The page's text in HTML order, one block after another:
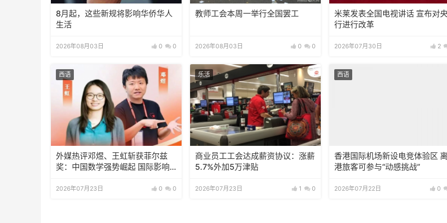
8月起，这些新规将影响华侨华人
生活
2026年08月03日 0 0
教师工会本周一举行全国罢工
2026年08月03日 0 0
米莱发表全国电视讲话 宣布对
行进行改革
2026年07月30日 2
西语
外媒热评邓煜、王虹斩获菲尔兹
奖：中国数学强势崛起 国际影响
2026年07月23日 0 0
乐活
商业员工工会达成薪资协议：涨薪
5.7%外加5万津贴
2026年07月23日 1 0
西语
香港国际机场新设电竞体验区 离
港旅客可参与“动感挑战”
2026年07月22日 0